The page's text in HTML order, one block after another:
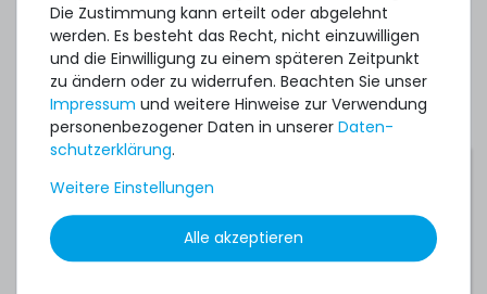
absichern möchten, können Sie gerne ein
individuelles Angebot für ein Hardware Care Pack bei
uns einholen.
Servicepartner
Dieses Hardware Care Pack ein Service der
TechCare Solutions GmbH
Die Zustimmung kann erteilt oder abgelehnt
werden. Es besteht das Recht, nicht einzuwilligen
und die Einwilligung zu einem späteren Zeitpunkt
zu ändern oder zu widerrufen. Beachten Sie unser
Impressum und weitere Hinweise zur Verwendung
personenbezogener Daten in unserer Daten­
schutz­erklärung.
Weitere Einstellungen
Alle akzeptieren